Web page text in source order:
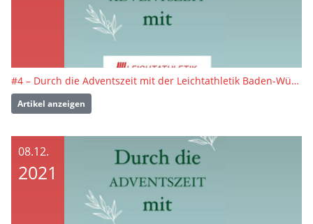
#4 – Durch die Adventszeit mit der Leichtathletik Baden-Württemberg
Artikel anzeigen
08.12.
2021